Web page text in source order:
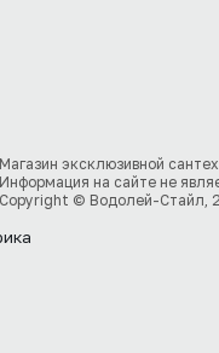
Магазин эксклюзивной
Информация на сайте не
Copyright © Водолей-Стайл,